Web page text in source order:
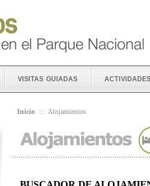
visitas guiadas actividades
Inicio :: Alojamientos